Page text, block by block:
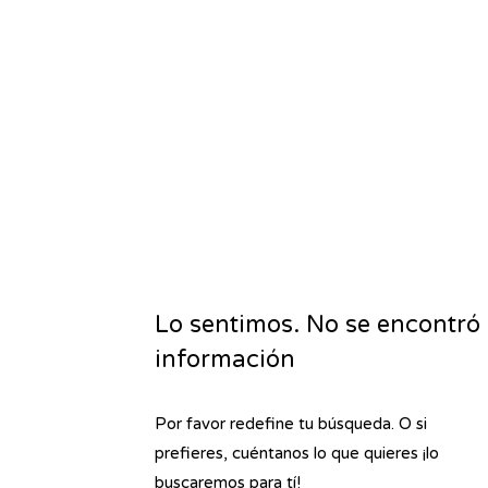
Lo sentimos. No se encontró
información
Por favor redefine tu búsqueda. O si
prefieres, cuéntanos lo que quieres ¡lo
buscaremos para tí!